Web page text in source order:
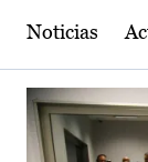
Noticias